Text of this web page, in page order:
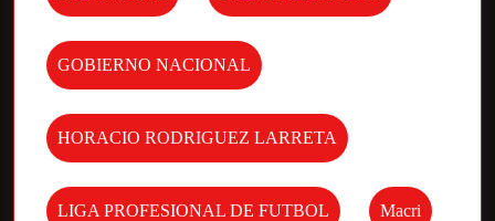
GOBIERNO NACIONAL
HORACIO RODRIGUEZ LARRETA
LIGA PROFESIONAL DE FUTBOL Macri